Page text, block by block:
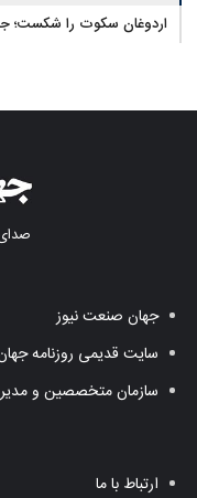
اردوغان سکوت را شکست؛
جهان صنعت نیوز
سایت قدیمی روزنامه
سازمان متخصصین و
ارتباط با ما